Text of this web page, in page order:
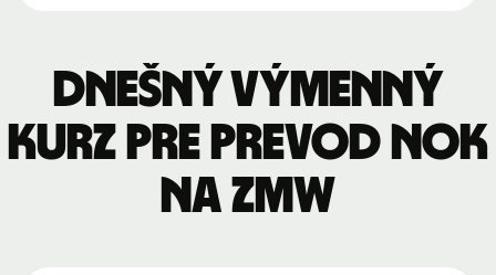
Dnešný výmenný
kurz pre prevod NOK
na ZMW